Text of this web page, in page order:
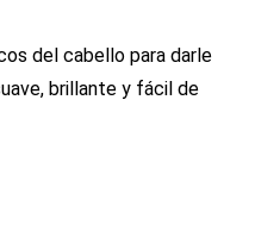
del cabello para darle
brillante y fácil de